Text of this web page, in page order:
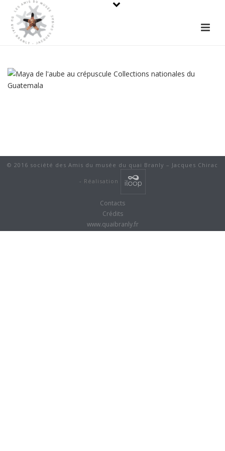
© 2016 société des Amis du musée du quai Branly – Jacques Chirac
- Réalisation
Contacts
Crédits
www.quaibranly.fr